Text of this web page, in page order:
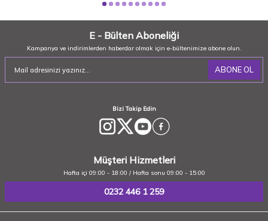
E - Bülten Aboneliği
Kampanya ve indirimlerden haberdar olmak için e-bültenimize abone olun.
ABONE OL
Bizi Takip Edin
Müşteri Hizmetleri
Hafta içi 09:00 - 18:00 / Hafta sonu 09:00 - 15:00
0232 446 1 259